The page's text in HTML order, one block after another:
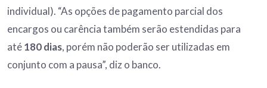
individual). “As opções de pagamento parcial dos
encargos ou carência também serão estendidas para
até180 dias, porém não poderão ser utilizadas em
conjunto com a pausa”, diz o banco.